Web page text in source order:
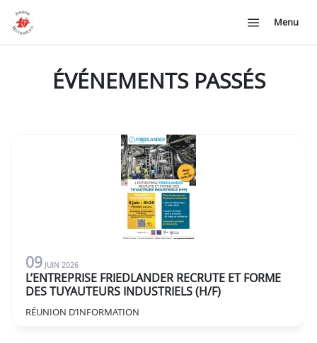
Menu
ÉVÉNEMENTS PASSÉS
09 JUIN 2026
L’ENTREPRISE FRIEDLANDER RECRUTE ET FORME
DES TUYAUTEURS INDUSTRIELS (H/F)
RÉUNION D’INFORMATION